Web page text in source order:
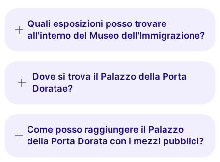
Quali esposizioni posso trovare
all'interno del Museo dell'Immigrazione?
Dove si trova il Palazzo della Porta
Doratae?
Come posso raggiungere il Palazzo
della Porta Dorata con i mezzi pubblici?